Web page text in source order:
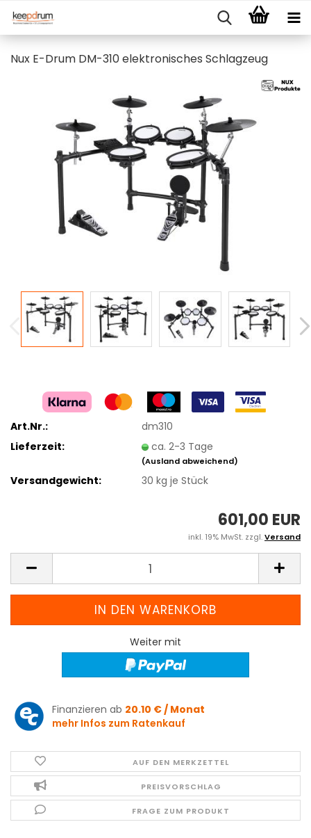
Nux E-Drum DM-310 elektronisches Schlagzeug
Art.Nr.:
dm310
Lieferzeit:
ca. 2-3 Tage
(Ausland abweichend)
Versandgewicht: 30 kg je Stück
601,00 EUR
inkl. 19% MwSt. zzgl.Versand
Weiter mit
Finanzieren ab 20.10 € / Monat
mehr Infos zum Ratenkauf
AUF DEN MERKZETTEL
PREISVORSCHLAG
FRAGE ZUM PRODUKT